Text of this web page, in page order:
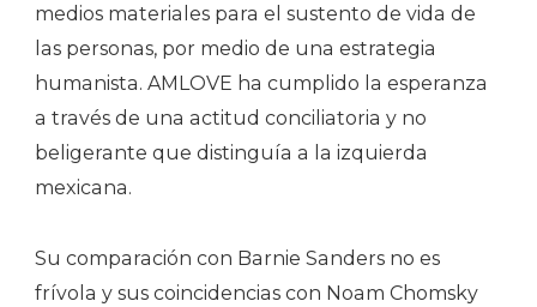
medios materiales para el sustento de vida de
las personas, por medio de una estrategia
humanista. AMLOVE ha cumplido la esperanza
a través de una actitud conciliatoria y no
beligerante que distinguía a la izquierda
mexicana.
Su comparación con Barnie Sanders no es
frívola y sus coincidencias con Noam Chomsky